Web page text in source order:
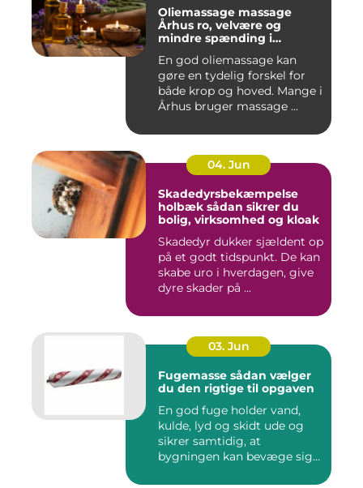
Oliemassage massage
Århus ro, velvære og
mindre spænding i
En god oliemassage kan
gøre en tydelig forskel for
både krop og hoved. Mange i
Århus bruger massage ...
04. Jun
Skadedyrsbekæmpelse
holbæk sådan sikrer du
bolig, virksomhed og kloak
Skadedyr dukker sjældent op
på et godt tidspunkt. De kan
skabe uro i hverdagen, give
dyre skader på ...
03. Jun
Fugemasse sådan vælger
du den rigtige til opgaven
En god fuge holder vand,
kulde, lyd og skidt ude og
sikrer samtidig, at
bygningen kan bevæge sig